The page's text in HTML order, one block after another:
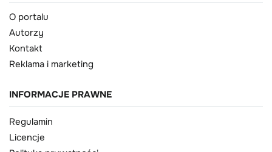
O portalu
Autorzy
Kontakt
Reklama i marketing
INFORMACJE PRAWNE
Regulamin
Licencje